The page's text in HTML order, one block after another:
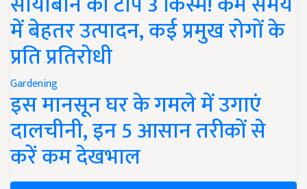
में बेहतर उत्पादन, कई प्रमुख रोगों के
प्रति प्रतिरोधी
Gardening
इस मानसून घर के गमले में उगाएं
दालचीनी, इन 5 आसान तरीकों से
करें कम देखभाल